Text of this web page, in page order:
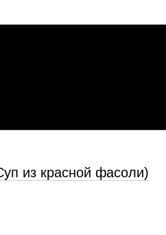
из красной фасоли)